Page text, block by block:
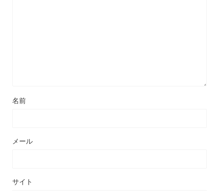
名前
メール
サイト